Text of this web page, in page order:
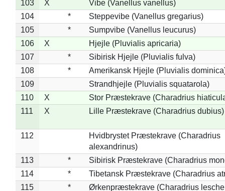
103 X
Vibe (Vanellus vanellus)
104
*
Steppevibe (Vanellus gregarius)
105
*
Sumpvibe (Vanellus leucurus)
106
X
Hjejle (Pluvialis apricaria)
107
*
Sibirisk Hjejle (Pluvialis fulva)
108
*
Amerikansk Hjejle (Pluvialis
109
Strandhjejle (Pluvialis squatarola)
110
X
Stor Præstekrave (Charadrius
111
X Lille Præstekrave (Charadrius dubius)
112
Hvidbrystet Præstekrave (Charadrius
alexandrinus)
113
*
Sibirisk Præstekrave (Charadrius
114
*
Tibetansk Præstekrave (Charadrius
115
*
Ørkenpræstekrave (Charadrius